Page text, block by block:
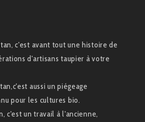
c'est avant tout une histoire de
d'artisans taupier à votre
aussi un piégeage
pour les cultures bio.
c'est un travail à l'ancienne,